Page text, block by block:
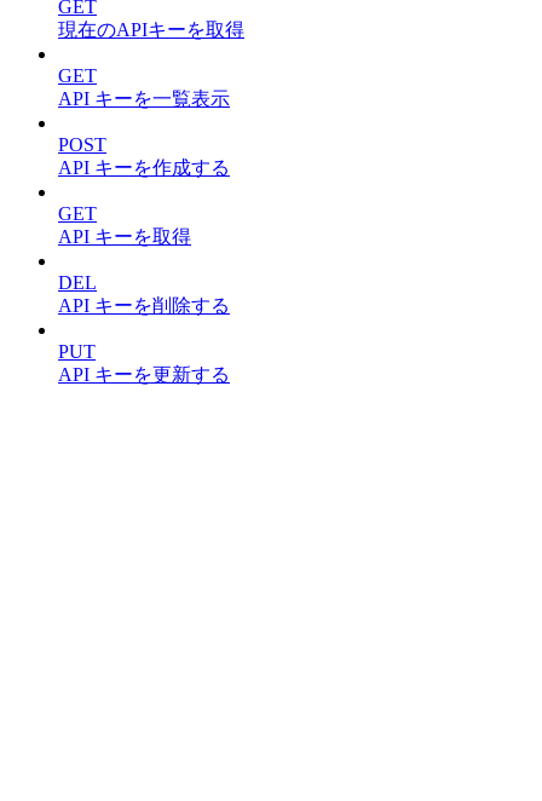
GET
現在のAPIキーを取得
GET
API キーを一覧表示
POST
API キーを作成する
GET
API キーを取得
DEL
API キーを削除する
PUT
API キーを更新する